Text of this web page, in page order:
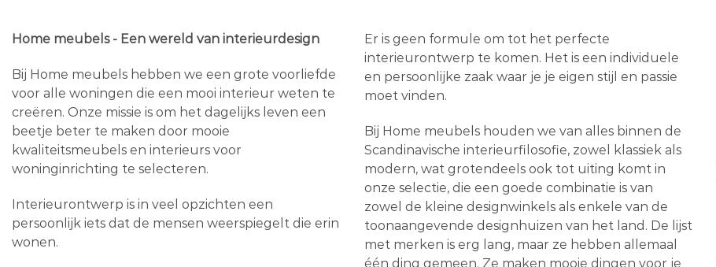
Home meubels - Een wereld van interieurdesign
Bij Home meubels hebben we een grote voorliefde
voor alle woningen die een mooi interieur weten te
creëren. Onze missie is om het dagelijks leven een
beetje beter te maken door mooie
kwaliteitsmeubels en interieurs voor
woninginrichting te selecteren.
Interieurontwerp is in veel opzichten een
persoonlijk iets dat de mensen weerspiegelt die erin
wonen.
Er is geen formule om tot het perfecte
interieurontwerp te komen. Het is een individuele
en persoonlijke zaak waar je je eigen stijl en passie
moet vinden.
Bij Home meubels houden we van alles binnen de
Scandinavische interieurfilosofie, zowel klassiek als
modern, wat grotendeels ook tot uiting komt in
onze selectie, die een goede combinatie is van
zowel de kleine designwinkels als enkele van de
toonaangevende designhuizen van het land. De lijst
met merken is erg lang, maar ze hebben allemaal
één ding gemeen. Ze maken mooie dingen voor je